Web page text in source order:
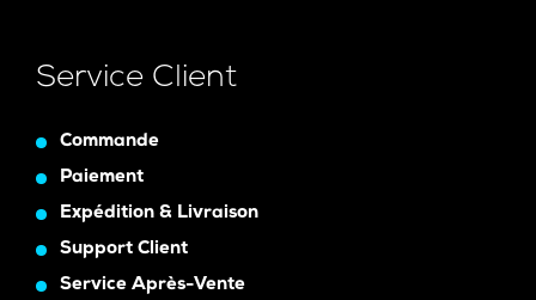
Service Client
Commande
Paiement
Expédition & Livraison
Support Client
Service Après-Vente